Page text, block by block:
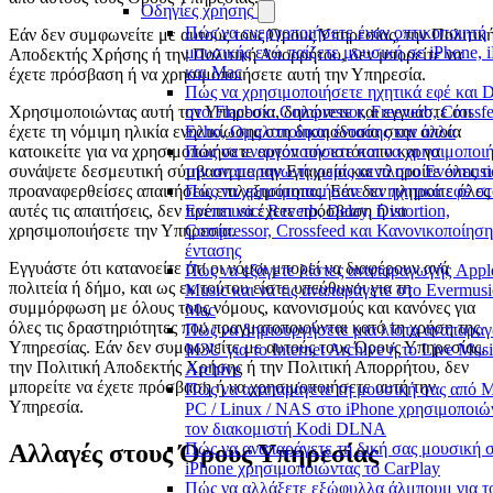
Οδηγίες χρήσης
Πώς να ενεργοποιήσετε έναν οπτικοποιητή
μουσικής ενώ παίζετε μουσική σε iPhone,
και Mac
Πώς να χρησιμοποιήσετε ηχητικά εφέ και
στο Flacbox: Compressor, Freeverb,
Echo, Ομαλοποίηση έντασης και άλλα
Πώς να ενεργοποιήσετε και να
την αναπαραγωγή χωρίς κενά στο
Πώς να χρησιμοποιήσετε τα ηχητικά εφέ
Evermusic: Reverb, Delay, Distortion,
Compressor, Crossfeed και Κανονικοποίηση
έντασης
Πώς να εξάγετε λίστες αναπαραγωγής
Music και να τις αναπαράγετε στο
Mac
Πώς να δημιουργήσετε μια λίστα
M3U για το Internet Archive ή το Live
Archive
Πώς να αναπαράγετε τη μουσική σας από
PC / Linux / NAS στο iPhone
τον διακομιστή Kodi DLNA
Πώς να αναπαράγετε τη δική σας μουσική
iPhone χρησιμοποιώντας το CarPlay
Πώς να αλλάξετε εξώφυλλα άλμπουμ για
Εάν δεν συμφωνείτε με αυτούς τους Όρους Υπηρεσίας, την
Αποδεκτής Χρήσης ή την Πολιτική Απορρήτου, δεν μπορείτε να
έχετε πρόσβαση ή να χρησιμοποιήσετε αυτή την Υπηρεσία.
Χρησιμοποιώντας αυτή την Υπηρεσία, δηλώνετε και εγγυάστε ότι
έχετε τη νόμιμη ηλικία ενηλικίωσης στη δικαιοδοσία στην οποία
κατοικείτε για να χρησιμοποιήσετε αυτόν τον ιστότοπο και να
συνάψετε δεσμευτική σύμβαση με την Εταιρεία και πληροίτε όλες
προαναφερθείσες απαιτήσεις επιλεξιμότητας. Εάν δεν πληροίτε όλες
αυτές τις απαιτήσεις, δεν πρέπει να έχετε πρόσβαση ή να
χρησιμοποιήσετε την Υπηρεσία.
Εγγυάστε ότι κατανοείτε ότι οι νόμοι μπορεί να διαφέρουν ανά
πολιτεία ή δήμο, και ως εκ τούτου είστε υπεύθυνοι για τη
συμμόρφωση με όλους τους νόμους, κανονισμούς και κανόνες για
όλες τις δραστηριότητες που πραγματοποιούνται κατά τη χρήση της
Υπηρεσίας. Εάν δεν συμφωνείτε με αυτούς τους Όρους Υπηρεσίας,
την Πολιτική Αποδεκτής Χρήσης ή την Πολιτική Απορρήτου, δεν
μπορείτε να έχετε πρόσβαση ή να χρησιμοποιήσετε αυτή την
Υπηρεσία.
Αλλαγές στους Όρους Υπηρεσίας